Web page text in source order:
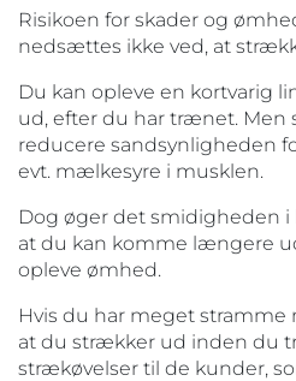
Risikoen for skader og
nedsættes ikke ved, at
Du kan opleve en kortvarig
ud, efter du har trænet. Men
reducere sandsynligheden
evt. mælkesyre i musklen.
Dog øger det smidigheden
at du kan komme længere
opleve ømhed.
Hvis du har meget stramme
at du strækker ud inden du
strækøvelser til de kunder,